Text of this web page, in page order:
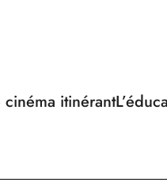
cinéma itinérant